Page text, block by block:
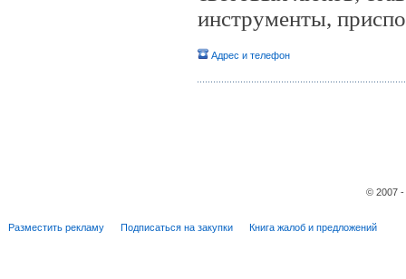
инструменты,
Адрес и телефон
© 2007
Разместить рекламу Подписаться на закупки Книга жалоб и предложений